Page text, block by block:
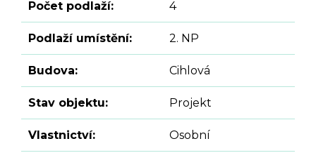
Počet podlaží: 4
Podlaží umístění: 2. NP
Budova: Cihlová
Stav objektu: Projekt
Vlastnictví: Osobní